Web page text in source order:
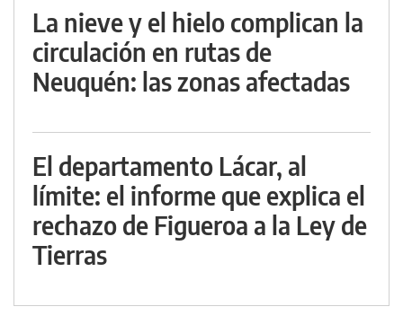
La nieve y el hielo complican la
circulación en rutas de
Neuquén: las zonas afectadas
El departamento Lácar, al
límite: el informe que explica el
rechazo de Figueroa a la Ley de
Tierras